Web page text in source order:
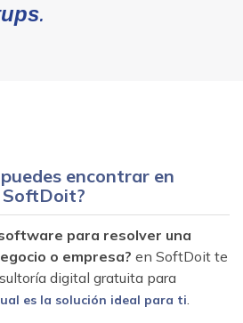
.
encontrar en
SoftDoit?
para resolver una
o empresa? en SoftDoit te
digital gratuita para
es la solución ideal para ti.